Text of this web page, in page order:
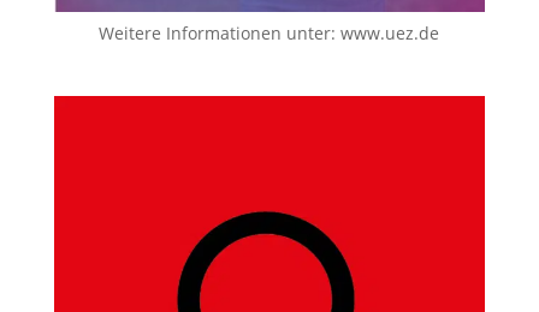
Weitere Informationen unter:www.uez.de